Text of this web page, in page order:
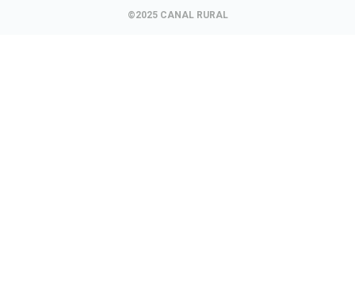
©2025 CANAL RURAL